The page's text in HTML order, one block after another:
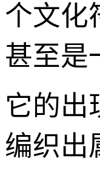
个文化
甚至是
它的出
编织出